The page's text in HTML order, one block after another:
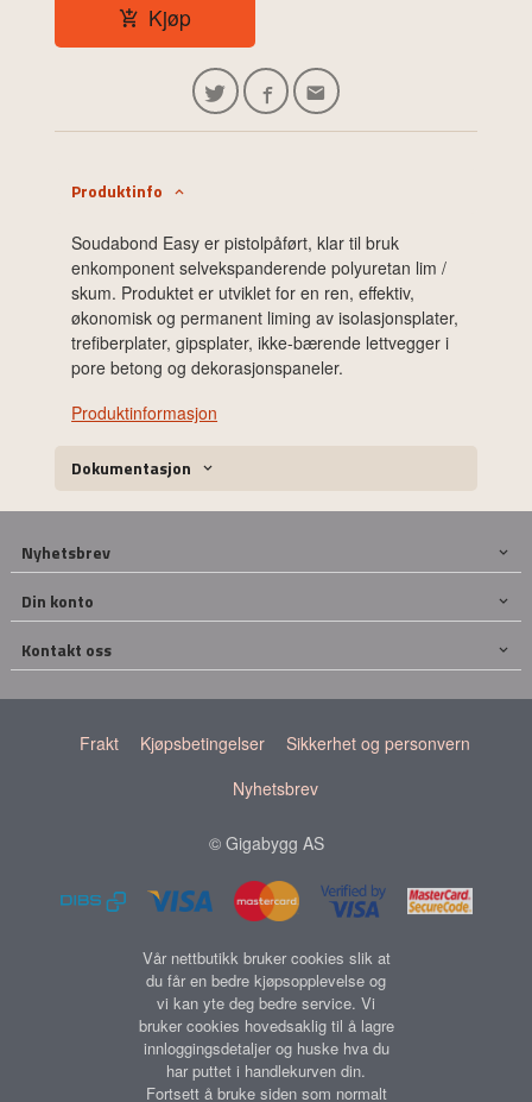
Kjøp
Produktinfo
Soudabond Easy er pistolpåført, klar til bruk
enkomponent selvekspanderende polyuretan lim /
skum. Produktet er utviklet for en ren, effektiv,
økonomisk og permanent liming av isolasjonsplater,
trefiberplater, gipsplater, ikke-bærende lettvegger i
pore betong og dekorasjonspaneler.
Produktinformasjon
Dokumentasjon
Nyhetsbrev
Din konto
Kontakt oss
Frakt Kjøpsbetingelser
Sikkerhet og personvern
Nyhetsbrev
© Gigabygg AS
Vår nettbutikk bruker cookies slik at
du får en bedre kjøpsopplevelse og
vi kan yte deg bedre service. Vi
bruker cookies hovedsaklig til å lagre
innloggingsdetaljer og huske hva du
har puttet i handlekurven din.
Fortsett å bruke siden som normalt